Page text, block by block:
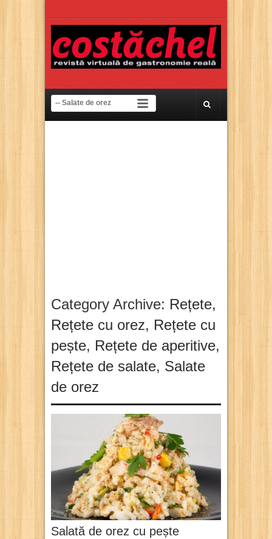
Category Archive: Rețete,
Rețete cu orez, Rețete cu
pește, Rețete de aperitive,
Rețete de salate, Salate
de orez
Salată de orez cu pește